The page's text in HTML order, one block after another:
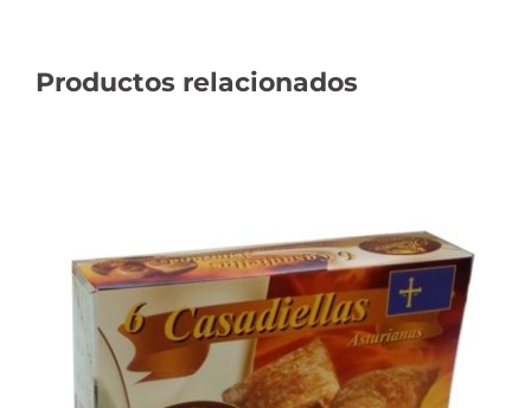
Productos relacionados
AÑADIR AL CARRITO
DETALLES